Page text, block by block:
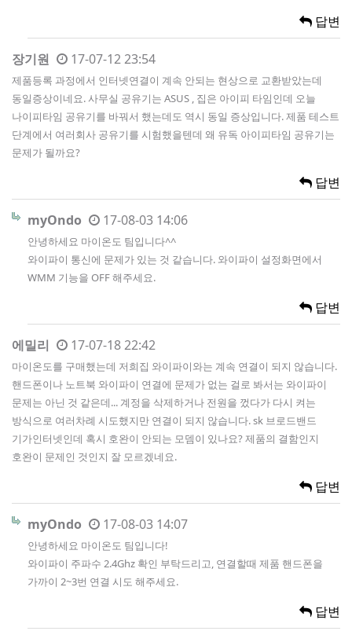
답변
장기원 17-07-12 23:54
제품등록 과정에서 인터넷연결이 계속 안되는 현상으로 교환받았는데
동일증상이네요. 사무실 공유기는 ASUS , 집은 아이피 타임인데 오늘
나이피타임 공유기를 바꿔서 했는데도 역시 동일 증상입니다. 제품 테스트
단계에서 여러회사 공유기를 시험했을텐데 왜 유독 아이피타임 공유기는
문제가 될까요?
답변
myOndo 17-08-03 14:06
안녕하세요 마이온도 팀입니다^^
와이파이 통신에 문제가 있는 것 같습니다. 와이파이 설정화면에서
WMM 기능을 OFF 해주세요.
답변
에밀리 17-07-18 22:42
마이온도를 구매했는데 저희집 와이파이와는 계속 연결이 되지 않습니다.
핸드폰이나 노트북 와이파이 연결에 문제가 없는 걸로 봐서는 와이파이
문제는 아닌 것 같은데... 계정을 삭제하거나 전원을 껐다가 다시 켜는
방식으로 여러차례 시도했지만 연결이 되지 않습니다. sk 브로드밴드
기가인터넷인데 혹시 호완이 안되는 모뎀이 있나요? 제품의 결함인지
호완이 문제인 것인지 잘 모르겠네요.
답변
myOndo 17-08-03 14:07
안녕하세요 마이온도 팀입니다!
와이파이 주파수 2.4Ghz 확인 부탁드리고, 연결할때 제품 핸드폰을
가까이 2~3번 연결 시도 해주세요.
답변